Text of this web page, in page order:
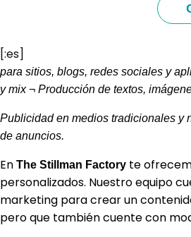
[:es]
para sitios, blogs, redes sociales y
y mix ¬ Producción de textos,
Publicidad en medios tradicionales y
de anuncios.
En The Stillman Factory te
personalizados. Nuestro equipo
marketing para crear un
pero que también cuente con